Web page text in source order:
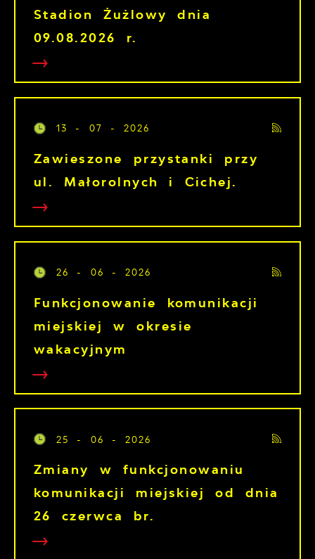
Stadion Żużlowy dnia
09.08.2026 r.
13 - 07 - 2026
Zawieszone przystanki przy
ul. Małorolnych i Cichej.
26 - 06 - 2026
Funkcjonowanie komunikacji
miejskiej w okresie
wakacyjnym
25 - 06 - 2026
Zmiany w funkcjonowaniu
komunikacji miejskiej od dnia
26 czerwca br.